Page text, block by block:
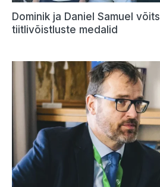
Dominik ja Daniel Samuel
tiitlivõistluste medalid